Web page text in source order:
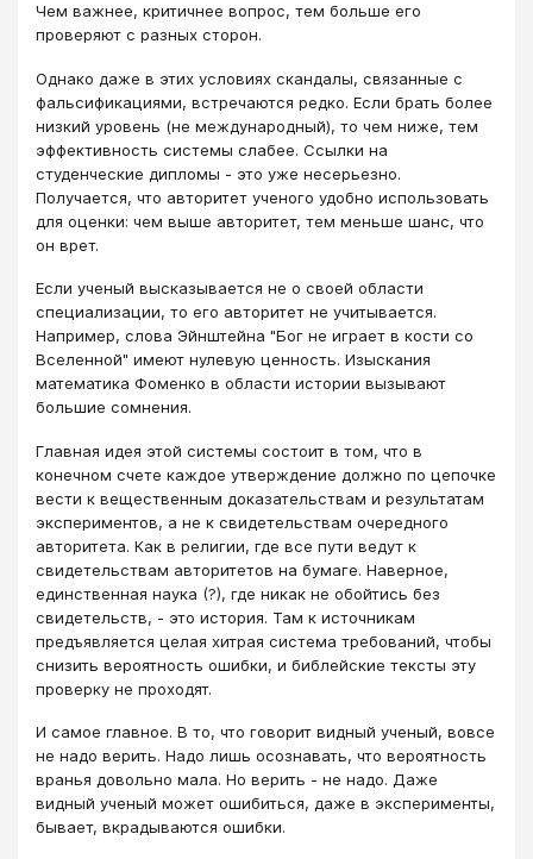
Чем важнее, критичнее вопрос, тем больше его
проверяют с разных сторон.
Однако даже в этих условиях скандалы, связанные с
фальсификациями, встречаются редко. Если брать более
низкий уровень (не международный), то чем ниже, тем
эффективность системы слабее. Ссылки на
студенческие дипломы - это уже несерьезно.
Получается, что авторитет ученого удобно использовать
для оценки: чем выше авторитет, тем меньше шанс, что
он врет.
Если ученый высказывается не о своей области
специализации, то его авторитет не учитывается.
Например, слова Эйнштейна "Бог не играет в кости со
Вселенной" имеют нулевую ценность. Изыскания
математика Фоменко в области истории вызывают
большие сомнения.
Главная идея этой системы состоит в том, что в
конечном счете каждое утверждение должно по цепочке
вести к вещественным доказательствам и результатам
экспериментов, а не к свидетельствам очередного
авторитета. Как в религии, где все пути ведут к
свидетельствам авторитетов на бумаге. Наверное,
единственная наука (?), где никак не обойтись без
свидетельств, - это история. Там к источникам
предъявляется целая хитрая система требований, чтобы
снизить вероятность ошибки, и библейские тексты эту
проверку не проходят.
И самое главное. В то, что говорит видный ученый, вовсе
не надо верить. Надо лишь осознавать, что вероятность
вранья довольно мала. Но верить - не надо. Даже
видный ученый может ошибиться, даже в эксперименты,
бывает, вкрадываются ошибки.